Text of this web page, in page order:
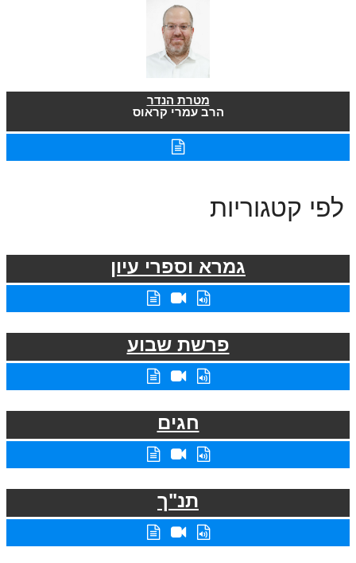
מטרת הנדר
הרב עמרי קראוס
לפי קטגוריות
גמרא וספרי עיון
פרשת שבוע
חגים
תנ"ך